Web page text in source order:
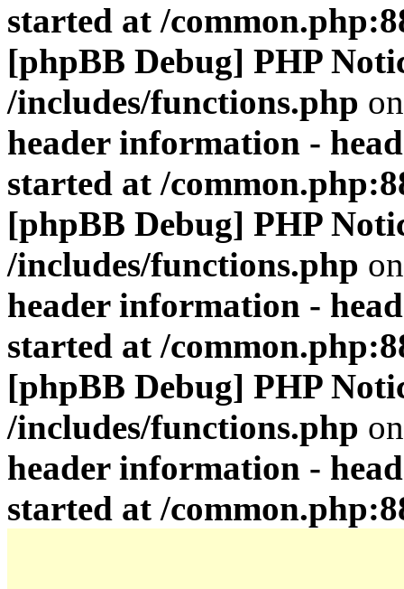
started at /
[phpBB Debug] PHP
/includes/functions.php
header information -
started at /
[phpBB Debug] PHP
/includes/functions.php
header information -
started at /
[phpBB Debug] PHP
/includes/functions.php
header information -
started at /